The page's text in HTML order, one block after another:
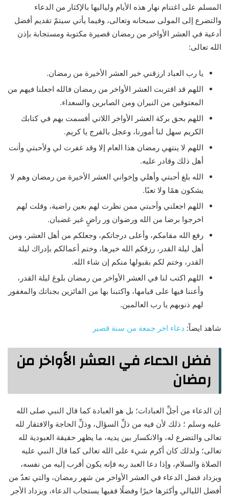
المسلم على اغتنام نهار هذه الأيام ولياليها بالإكثار من الدعاء
والتضرع إلى المولى سبحانه وتعالى، وفيما يأتي سيتمّ تقديم أفضل
أدعية في العشر الأواخر من رمضان قصيرة مكتوبة ومستجابة بإذن
الله تعالى:
يا رب العباد ارزقني خير العشر الأخيرة من رمضان.
اللهم قد اقتربت العشر الأواخر من رمضان فالله اجعلنا فيهم من
المعتوقين من النيران ومن الصابرين والسعداء.
اللهم بحق بركة العشر الأواخر اللاتي أقسمت بهم في كتابك
الكريم سهل لنا أمورنا، وعجل بالفرج يا كريم.
اللهم لا ينتهي رمضان هذا العام إلا وقد غفرت لي ولأحبتي وأنت
أهل ذلك وقادر عليه.
الله بلغ أحبتي وأهلي وإخواني العشر الأخيرة من رمضان وهم لا
يشكون همًا ولا تعبًا.
اللهم اجعلني وأحبتي ممن نظرت لهم بعين راضية، وقلت لهم
اخرجوا برضا من الله ورضوان ور راضٍ غير غضبان.
رفع الله مقامكم، وأعلى درجاتكم، وجعلكم من أهل العشر، ومن
أهل ليلة القدر، رزقكم الله خيرها، وختم أعمالكم بإدراك ليلة
القدر، وختم لكم بقبولها منكم إن شاء الله.
اللهم اكتب لنا في العشر الأواخر من رمضان بلوغ ليلة القدر،
وأعننا فيها على قيامها، واكتبنا بها من الفائزين بجناتك والمغفور
لهم ذنوبهم يا رب العالمين.
شاهد ايضاً: دعاء اخر جمعة من سنة قصير
فضل الدعاء في العشر الأواخر من
رمضان
إن الدعاء من أجلِّ العبادات؛ بل هو العبادة كما قال النبي صلى الله
عليه وسلم ؛ ذلك لأن فيه من ذلِّ السؤال، وذلِّ الحاجة والافتقار لله
تعالى والتضرع له، والانكسار بين يديه، ما يظهر حقيقة العبودية لله
تعالى؛ ولذلك كان أكرم شيء على الله تعالى كما قال النبي عليه
الصلاة والسلام، وإذا دعا العبد ربه فإنه يكون أقرب إليه من نفسه،
ويزداد فضل الدعاء في العشر الأواخر من شهر رمضان، والتي تعدّ من
أفضل الليالي وأكثرها خيرًا وفضلًا ففيها يستجاب الدعاء، ويزداد الأجر